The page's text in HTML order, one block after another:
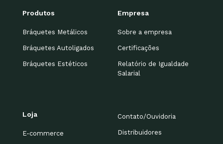
Produtos
Bráquetes Metálicos
Bráquetes Autoligados
Bráquetes Estéticos
Empresa
Sobre a empresa
Certificações
Relatório de Igualdade
Salarial
Loja
E-commerce
Contato/Ouvidoria
Distribuidores